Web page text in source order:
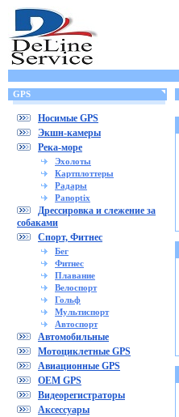
GPS
Носимые GPS
Экшн-камеры
Река-море
Эхолоты
Картплоттеры
Радары
Panoptix
Дрессировка и слежение за
собаками
Спорт, Фитнес
Бег
Фитнес
Плавание
Велоспорт
Гольф
Мультиспорт
Автоспорт
Автомобильные
Мотоциклетные GPS
Авиационные GPS
OEM GPS
Видеорегистраторы
Аксессуары